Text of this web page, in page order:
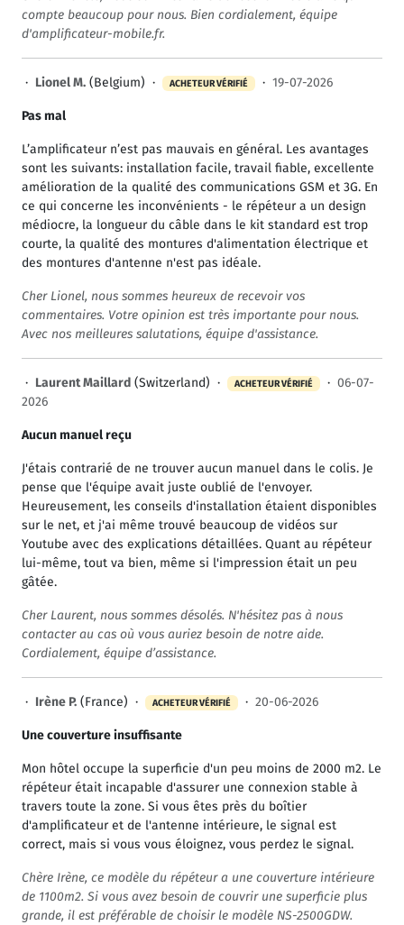
compte beaucoup pour nous. Bien cordialement, équipe
d'amplificateur-mobile.fr.
· Lionel M. (Belgium) · ACHETEUR VÉRIFIÉ · 19-07-2026
Pas mal
L’amplificateur n’est pas mauvais en général. Les avantages
sont les suivants: installation facile, travail fiable, excellente
amélioration de la qualité des communications GSM et 3G. En
ce qui concerne les inconvénients - le répéteur a un design
médiocre, la longueur du câble dans le kit standard est trop
courte, la qualité des montures d'alimentation électrique et
des montures d'antenne n'est pas idéale.
Cher Lionel, nous sommes heureux de recevoir vos
commentaires. Votre opinion est très importante pour nous.
Avec nos meilleures salutations, équipe d'assistance.
· Laurent Maillard (Switzerland) · ACHETEUR VÉRIFIÉ · 06-07-
2026
Aucun manuel reçu
J'étais contrarié de ne trouver aucun manuel dans le colis. Je
pense que l'équipe avait juste oublié de l'envoyer.
Heureusement, les conseils d'installation étaient disponibles
sur le net, et j'ai même trouvé beaucoup de vidéos sur
Youtube avec des explications détaillées. Quant au répéteur
lui-même, tout va bien, même si l'impression était un peu
gâtée.
Cher Laurent, nous sommes désolés. N'hésitez pas à nous
contacter au cas où vous auriez besoin de notre aide.
Cordialement, équipe d’assistance.
· Irène P. (France) · ACHETEUR VÉRIFIÉ · 20-06-2026
Une couverture insuffisante
Mon hôtel occupe la superficie d'un peu moins de 2000 m2. Le
répéteur était incapable d'assurer une connexion stable à
travers toute la zone. Si vous êtes près du boîtier
d'amplificateur et de l'antenne intérieure, le signal est
correct, mais si vous vous éloignez, vous perdez le signal.
Chère Irène, ce modèle du répéteur a une couverture intérieure
de 1100m2. Si vous avez besoin de couvrir une superficie plus
grande, il est préférable de choisir le modèle NS-2500GDW.